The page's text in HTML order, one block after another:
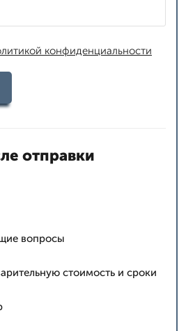
конфиденциальности
отправки
вопросы
стоимость и сроки